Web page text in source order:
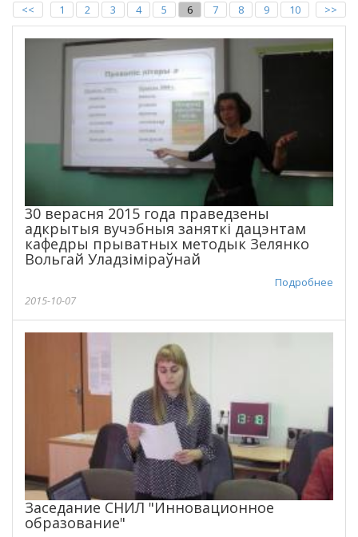
<< 1 2 3 4 5 6 7 8 9 10 >>
30 верасня 2015 года праведзены
адкрытыя вучэбныя заняткі дацэнтам
кафедры прыватных методык Зелянко
Вольгай Уладзіміраўнай
Подробнее
2015-10-07
Заседание СНИЛ "Инновационное
образование"